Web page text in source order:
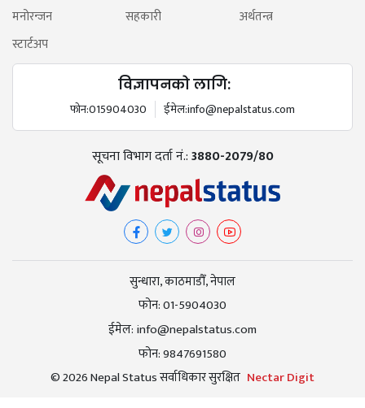
मनोरन्जन
सहकारी
अर्थतन्त्र
स्टार्टअप
विज्ञापनको लागि:
फोन:015904030 ईमेल:info@nepalstatus.com
सूचना विभाग दर्ता नं.:3880-2079/80
सुन्धारा, काठमाडौँ, नेपाल
फोन:01-5904030
ईमेल: info@nepalstatus.com
फोन:9847691580
© 2026 Nepal Status सर्वाधिकार सुरक्षित Nectar Digit